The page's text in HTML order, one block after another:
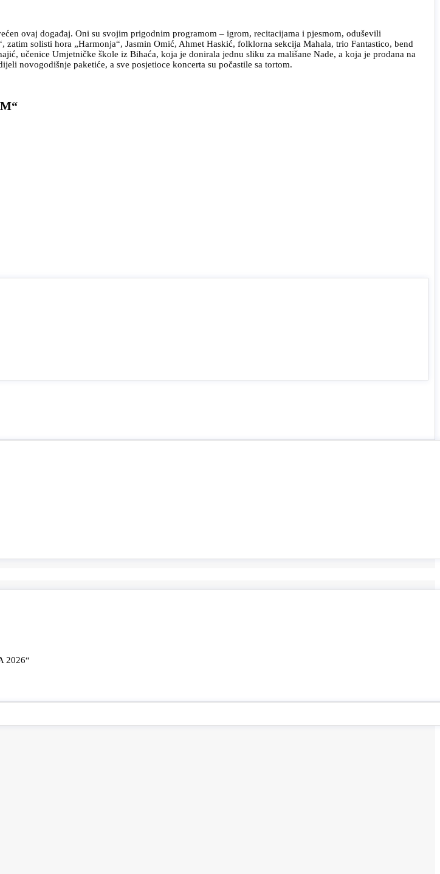
ovaj događaj. Oni su svojim prigodnim programom – igrom, recitacijama i pjesmom, oduševili
solisti hora „Harmonja“, Jasmin Omić, Ahmet Haskić, folklorna sekcija Mahala, trio Fantastico, bend
učenice Umjetničke škole iz Bihaća, koja je donirala jednu sliku za mališane Nade, a koja je prodana na
novogodišnje paketiće, a sve posjetioce koncerta su počastile sa tortom.
2026“